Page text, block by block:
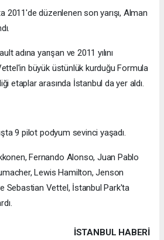
2011'de düzenlenen son yarışı, Alman
adına yarışan ve 2011 yılını
büyük üstünlük kurduğu Formula
etaplar arasında İstanbul da yer aldı.
9 pilot podyum sevinci yaşadı.
Fernando Alonso, Juan Pablo
Lewis Hamilton, Jenson
Sebastian Vettel, İstanbul Park'ta
İSTANBUL HABERİ